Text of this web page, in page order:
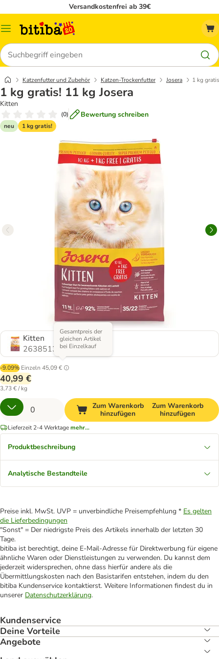
Versandkostenfrei ab 39€
Menü
Suchen
Katzenfutter und Zubehör Katzen-Trockenfutter Josera 1 kg
1 kg gratis! 11 kg Josera
Kitten
(0) Bewertung schreiben
neu 1 kg gratis!
Kitten
2638513.0
-9.09% Einzeln 45,09 €
Gesamtpreis der
gleichen Artikel
bei Einzelkauf
40,99 €
3,73 € / kg
Zum Warenkorb
hinzufügen
Zum Warenkorb
hinzufügen
Lieferzeit 2-4 Werktagemehr...
Produktbeschreibung
Analytische Bestandteile
Preise inkl. MwSt. UVP = unverbindliche Preisempfehlung * Es gelten
die Lieferbedingungen
"Sonst" = Der niedrigste Preis des Artikels innerhalb der letzten 30
Tage.
bitiba ist berechtigt, deine E-Mail-Adresse für Direktwerbung für eigene
ähnliche Waren oder Dienstleistungen zu verwenden. Du kannst dem
jederzeit widersprechen, ohne dass hierfür andere als die
Übermittlungskosten nach den Basistarifen entstehen, indem du den
bitiba Kundenservice kontaktierst. Weitere Informationen findest du in
unserer Datenschutzerklärung.
Kundenservice
Deine Vorteile
Angebote